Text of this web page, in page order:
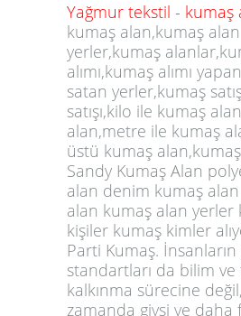
Yağmur tekstil - kumaş
kumaş alan,kumaş alan
yerler,kumaş
alımı,kumaş alımı
satan yerler,kumaş
satışı,kilo ile kumaş
alan,metre ile kumaş
üstü kumaş
Sandy Kumaş Alan
alan denim kumaş
alan kumaş alan yerler
kişiler kumaş kimler
Parti Kumaş. İnsanların
standartları da bilim
kalkınma sürecine
zamanda giysi ve daha